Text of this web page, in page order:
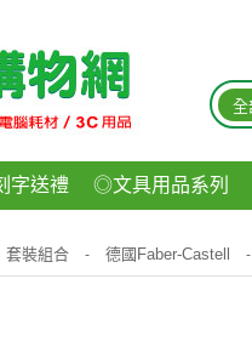
字送禮 ◎文具用品系列
禮贈品 ◎食品/零食/飲料
套裝組合 - 德國Faber-Castell -